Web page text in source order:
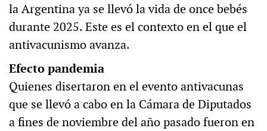
la Argentina ya se llevó la vida de once bebés
durante 2025. Este es el contexto en el que el
antivacunismo avanza.
Efecto pandemia
Quienes disertaron en el evento antivacunas
que se llevó a cabo en la Cámara de Diputados
a fines de noviembre del año pasado fueron en